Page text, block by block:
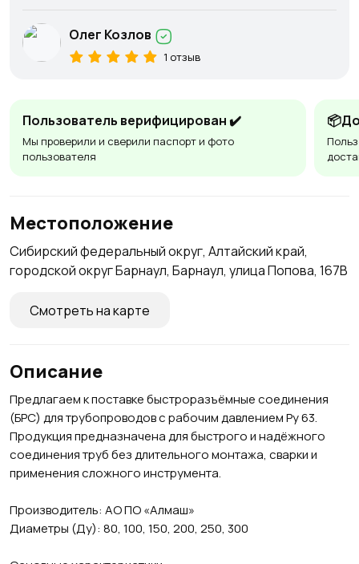
Пользователь верифицирован ✔️
Мы проверили и сверили паспорт и фото
пользователя
Местоположение
Сибирский федеральный округ, Алтайский край,
городской округ Барнаул, Барнаул, улица Попова, 167В
Смотреть на карте
Описание
Предлагаем к поставке быстроразъёмные соединения
(БРС) для трубопроводов с рабочим давлением Ру 63.
Продукция предназначена для быстрого и надёжного
соединения труб без длительного монтажа, сварки и
применения сложного инструмента.
Производитель: АО ПО «Алмаш»
Диаметры (Ду): 80, 100, 150, 200, 250, 300
Олег Козлов
1 отзыв